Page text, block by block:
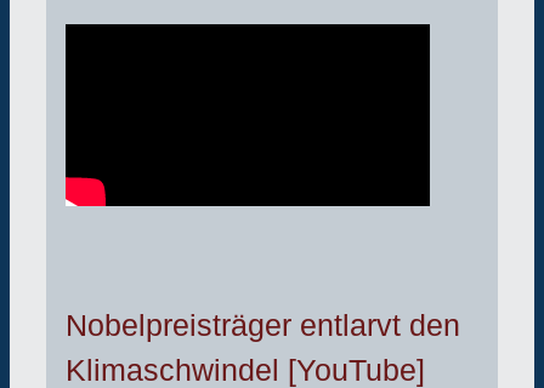
Nobelpreisträger entlarvt den
Klimaschwindel [YouTube]